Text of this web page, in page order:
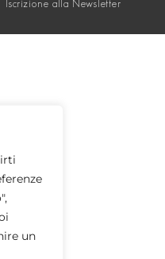
un
Iscrizione alla Newsletter